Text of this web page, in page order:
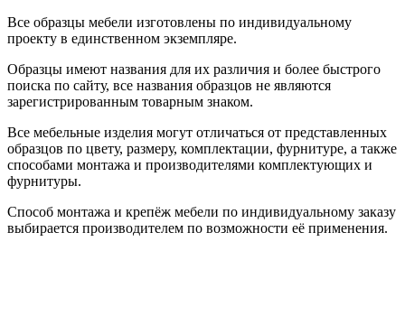
Все образцы мебели изготовлены по индивидуальному
проекту в единственном экземпляре.
Образцы имеют названия для их различия и более быстрого
поиска по сайту, все названия образцов не являются
зарегистрированным товарным знаком.
Все мебельные изделия могут отличаться от представленных
образцов по цвету, размеру, комплектации, фурнитуре, а также
способами монтажа и производителями комплектующих и
фурнитуры.
Способ монтажа и крепёж мебели по индивидуальному заказу
выбирается производителем по возможности её применения.